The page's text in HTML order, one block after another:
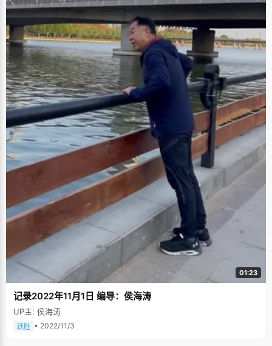
01:23
记录2022年11月1日 编导：侯海涛
UP主: 侯海涛
跃胜 • 2022/11/3